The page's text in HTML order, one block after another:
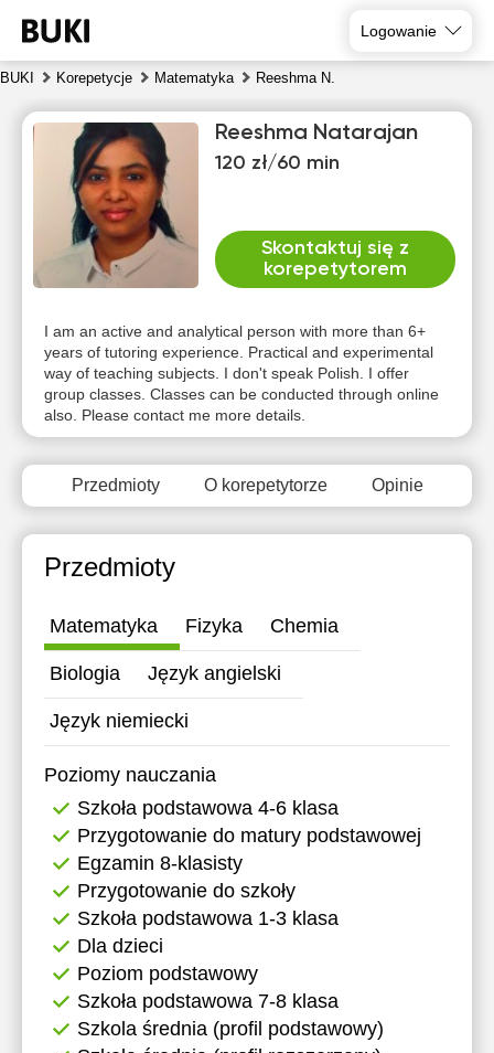
Logowanie
BUKI Korepetycje Matematyka Reeshma N.
Reeshma Natarajan
120 zł/60 min
Skontaktuj się z
korepetytorem
I am an active and analytical person with more than 6+
years of tutoring experience. Practical and experimental
way of teaching subjects. I don't speak Polish. I offer
group classes. Classes can be conducted through online
also. Please contact me more details.
Przedmioty O korepetytorze Opinie
Przedmioty
Matematyka Fizyka Chemia
Biologia Język angielski
Język niemiecki
Poziomy nauczania
Szkoła podstawowa 4-6 klasa
Przygotowanie do matury podstawowej
Egzamin 8-klasisty
Przygotowanie do szkoły
Szkoła podstawowa 1-3 klasa
Dla dzieci
Poziom podstawowy
Szkoła podstawowa 7-8 klasa
Szkola średnia (profil podstawowy)
9
10
11
12
13
14:00
16:00
17:00
17:30
18:00
18:30
19:00
20:00
21:00
Brak
dostępnych
terminów
Brak
dostępnych
terminów
Brak
dostępnych
terminów
Brak
dostępnychdostępnych
terminów